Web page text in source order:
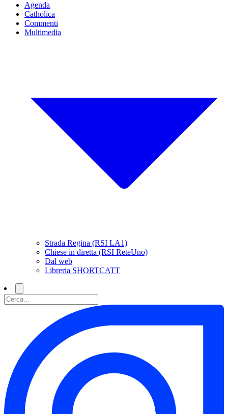
Agenda
Catholica
Commenti
Multimedia
Strada Regina (RSI LA1)
Chiese in diretta (RSI ReteUno)
Dal web
Libreria SHORTCATT